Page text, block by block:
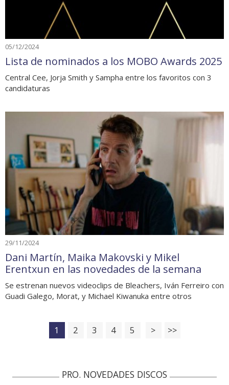
05/12/2024
Lista de nominados a los MOBO Awards 2025
Central Cee, Jorja Smith y Sampha entre los favoritos con 3
candidaturas
29/11/2024
Dani Martín, Maika Makovski y Mikel
Erentxun en las novedades de la semana
Se estrenan nuevos videoclips de Bleachers, Iván Ferreiro con
Guadi Galego, Morat, y Michael Kiwanuka entre otros
1 2 3 4 5 > >>
PRO. NOVEDADES DISCOS